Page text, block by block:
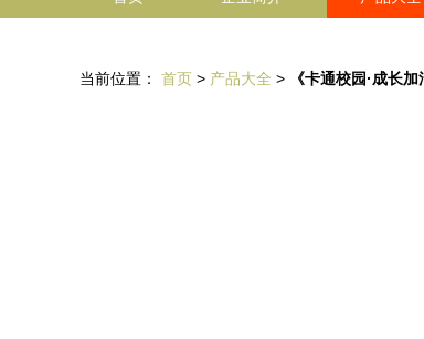
当前位置： 首页 > 产品大全 > 《卡通校园·成长